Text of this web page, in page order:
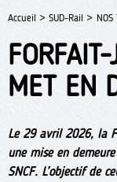
Accueil > SUD-Rail > NOS
MET EN
Le 29 avril 2026, la
une mise en
SNCF. L’objectif de